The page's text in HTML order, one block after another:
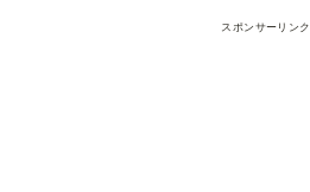
スポンサーリンク